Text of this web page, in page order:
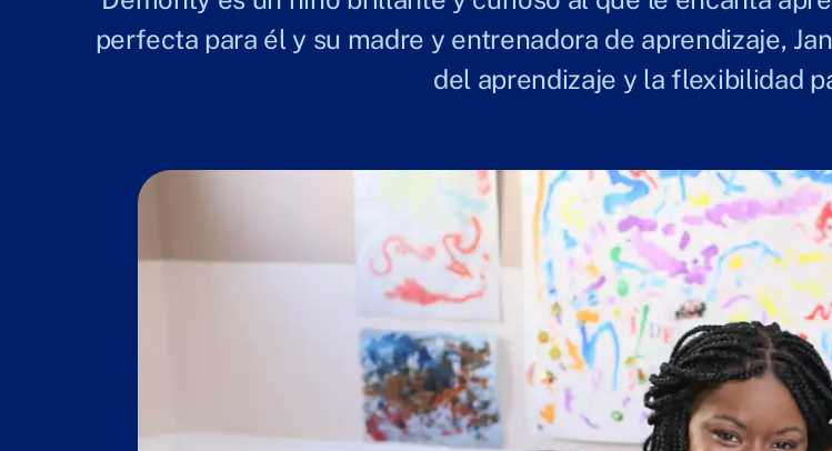
perfecta para él y su madre y entrenadora de aprendizaje,
del aprendizaje y la flexibilidad